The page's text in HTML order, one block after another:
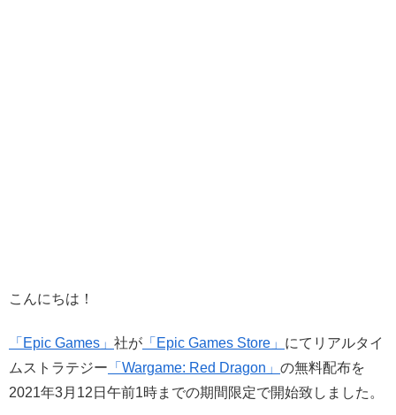
こんにちは！
「Epic Games」 社が 「Epic Games Store」 にてリアルタイ
ムストラテジー 「Wargame: Red Dragon」 の無料配布を
2021年3月12日午前1時までの期間限定で開始致しました。